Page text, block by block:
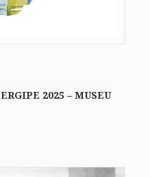
2025 – MUSEU